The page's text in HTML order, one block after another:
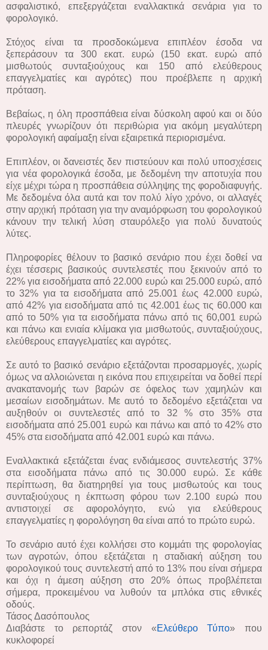
ασφαλιστικό, επεξεργάζεται εναλλακτικά σενάρια για το
φορολογικό.
Στόχος είναι τα προσδοκώμενα επιπλέον έσοδα να
ξεπεράσουν τα 300 εκατ. ευρώ (150 εκατ. ευρώ από
μισθωτούς συνταξιούχους και 150 από ελεύθερους
επαγγελματίες και αγρότες) που προέβλεπε η αρχική
πρόταση.
Βεβαίως, η όλη προσπάθεια είναι δύσκολη αφού και οι δύο
πλευρές γνωρίζουν ότι περιθώρια για ακόμη μεγαλύτερη
φορολογική αφαίμαξη είναι εξαιρετικά περιορισμένα.
Επιπλέον, οι δανειστές δεν πιστεύουν και πολύ υποσχέσεις
για νέα φορολογικά έσοδα, με δεδομένη την αποτυχία που
είχε μέχρι τώρα η προσπάθεια σύλληψης της φοροδιαφυγής.
Με δεδομένα όλα αυτά και τον πολύ λίγο χρόνο, οι αλλαγές
στην αρχική πρόταση για την αναμόρφωση του φορολογικού
κάνουν την τελική λύση σταυρόλεξο για πολύ δυνατούς
λύτες.
Πληροφορίες θέλουν το βασικό σενάριο που έχει δοθεί να
έχει τέσσερις βασικούς συντελεστές που ξεκινούν από το
22% για εισοδήματα από 22.000 ευρώ και 25.000 ευρώ, από
το 32% για τα εισοδήματα από 25.001 έως 42.000 ευρώ,
από 42% για εισοδήματα από τις 42.001 έως τις 60.000 και
από το 50% για τα εισοδήματα πάνω από τις 60,001 ευρώ
και πάνω και ενιαία κλίμακα για μισθωτούς, συνταξιούχους,
ελεύθερους επαγγελματίες και αγρότες.
Σε αυτό το βασικό σενάριο εξετάζονται προσαρμογές, χωρίς
όμως να αλλοιώνεται η εικόνα που επιχειρείται να δοθεί περί
ανακατανομής των βαρών σε όφελος των χαμηλών και
μεσαίων εισοδημάτων. Με αυτό το δεδομένο εξετάζεται να
αυξηθούν οι συντελεστές από το 32 % στο 35% στα
εισοδήματα από 25.001 ευρώ και πάνω και από το 42% στο
45% στα εισοδήματα από 42.001 ευρώ και πάνω.
Εναλλακτικά εξετάζεται ένας ενδιάμεσος συντελεστής 37%
στα εισοδήματα πάνω από τις 30.000 ευρώ. Σε κάθε
περίπτωση, θα διατηρηθεί για τους μισθωτούς και τους
συνταξιούχους η έκπτωση φόρου των 2.100 ευρώ που
αντιστοιχεί σε αφορολόγητο, ενώ για ελεύθερους
επαγγελματίες η φορολόγηση θα είναι από το πρώτο ευρώ.
Το σενάριο αυτό έχει κολλήσει στο κομμάτι της φορολογίας
των αγροτών, όπου εξετάζεται η σταδιακή αύξηση του
φορολογικού τους συντελεστή από το 13% που είναι σήμερα
και όχι η άμεση αύξηση στο 20% όπως προβλέπεται
σήμερα, προκειμένου να λυθούν τα μπλόκα στις εθνικές
οδούς.
Τάσος Δασόπουλος
Διαβάστε το ρεπορτάζ στον «Ελεύθερο Τύπο» που
κυκλοφορεί